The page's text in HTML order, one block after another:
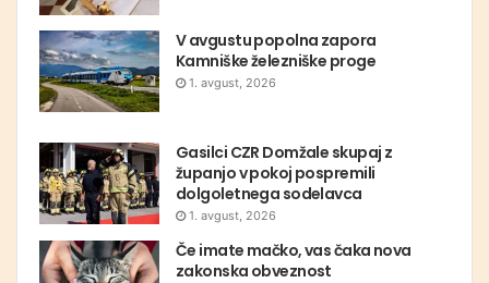
V avgustu popolna zapora
Kamniške železniške proge
1. avgust, 2026
Gasilci CZR Domžale skupaj z
županjo v pokoj pospremili
dolgoletnega sodelavca
1. avgust, 2026
Če imate mačko, vas čaka nova
zakonska obveznost